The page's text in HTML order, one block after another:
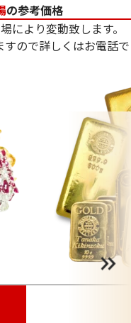
の参考価格
により変動致します。
すので詳しくはお電話で